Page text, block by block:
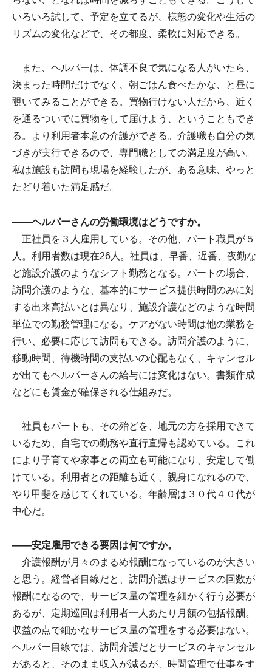
いろいろ試して、予定を立てるが、様態の変化や生活の
リズムの変化などで、その都度、柔軟に対応できる。
また、ヘルパーは、体調不良で気になる人がいたら、
決まった時間だけでなく、朝ごはん食べたかな、と昼に
覗いてみることができる。買物行けない人だから、近く
を通るついでに買物をして届けよう、ということもでき
る。より利用者本意の介護ができる。介護職も自分の気
づきが実行できるので、専門職としての満足度が高い。
私は施設も訪問も現場を経験したが、ある意味、やっと
たどり着いた満足感だ。
――ヘルパーさんの労働環境はどうですか。
正社員を３人雇用している。その他、パート職員が５
人。利用者数は現在26人。社員は、早番、遅番、夜勤な
ど施設介護のようなシフト勤務となる。パートの場合、
訪問介護のような、基本的にサービス提供時間のみに対
する出来高払いとは異なり、施設介護などのような時間
単位での勤務管理になる。ケアがない時間は他の業務を
行い、必要に応じて訪問もできる。訪問介護のように、
移動時間、待機時間の支払いの心配もなく、キャンセル
が出てもヘルパーさんの給与には変化はない。書類作成
などにも賃金が確保される仕組みだ。
社員もパートも、その殆どを、地元の方を採用できて
いるため、自宅での勤務や直行直帰も認めている。これ
により子育てや家事との両立も可能になり、安定して働
けている。利用者との距離も近く、親身になれるので、
やり甲斐を感じてくれている。年齢層は３０代４０代が
中心だ。
――安定雇用できる要因は何ですか。
介護報酬が月々のまるめ報酬になっているのが大きい
と思う。経営者目線だと、訪問介護はサービスの回数が
報酬になるので、サービス量の管理を細かく行う必要が
あるが、定期巡回は利用者一人あたり月額の包括報酬。
収益の点で細かなサービス量の管理をする必要はない。
ヘルパー目線では、訪問介護だとサービスのキャンセル
があると、そのまま収入が減るが、時間管理で仕事をす